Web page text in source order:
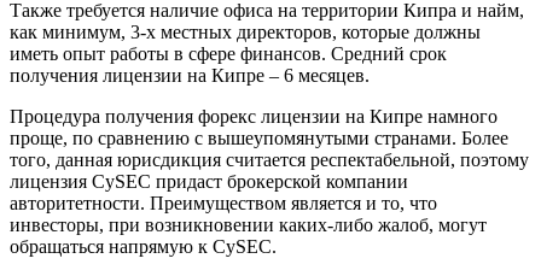
Также требуется наличие офиса на территории Кипра и найм,
как минимум, 3-х местных директоров, которые должны
иметь опыт работы в сфере финансов. Средний срок
получения лицензии на Кипре – 6 месяцев.
Процедура получения форекс лицензии на Кипре намного
проще, по сравнению с вышеупомянутыми странами. Более
того, данная юрисдикция считается респектабельной, поэтому
лицензия CySEC придаст брокерской компании
авторитетности. Преимуществом является и то, что
инвесторы, при возникновении каких-либо жалоб, могут
обращаться напрямую к CySEC.